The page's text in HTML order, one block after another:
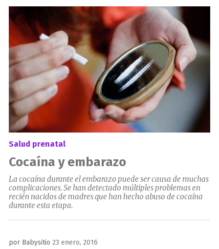
el
Salud prenatal
Cocaína y embarazo
La cocaína durante el embarazo puede ser causa de muchas
complicaciones. Se han detectado múltiples problemas en
recién nacidos de madres que han hecho abuso de cocaína
durante esta etapa.
por Babysitio Publicado
23 enero, 2016